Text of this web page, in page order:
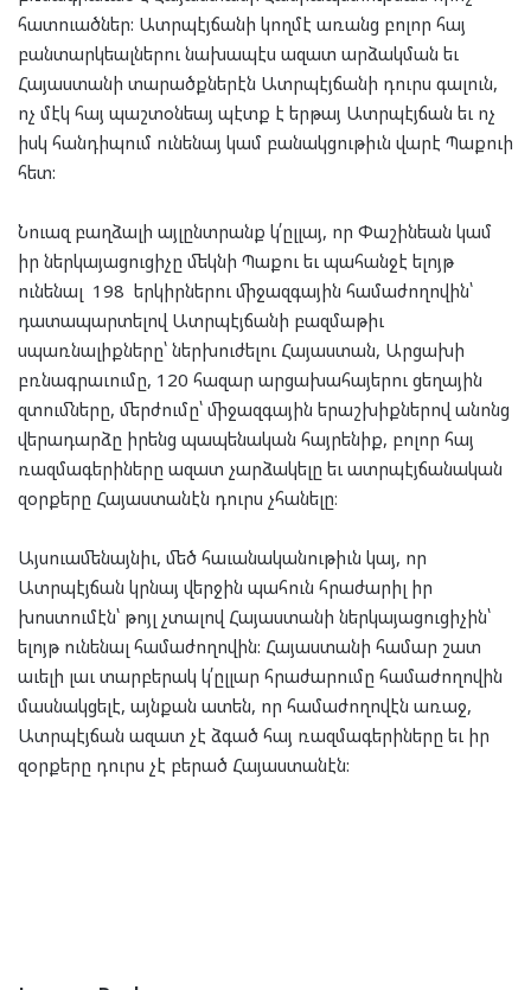
հատուածներ: Ատրպէյճանի կողմէ առանց բոլոր հայ
բանտարկեալներու նախապէս ազատ արձակման եւ
Հայաստանի տարածքներէն Ատրպէյճանի դուրս գալուն,
ոչ մէկ հայ պաշտօնեայ պէտք է երթայ Ատրպէյճան եւ ոչ
իսկ հանդիպում ունենայ կամ բանակցութիւն վարէ Պաքուի
հետ:
Նուազ բաղձալի այլընտրանք կ՛ըլլայ, որ Փաշինեան կամ
իր ներկայացուցիչը մեկնի Պաքու եւ պահանջէ ելոյթ
ունենալ 198 երկիրներու միջազգային համաժողովին՝
դատապարտելով Ատրպէյճանի բազմաթիւ
սպառնալիքները՝ ներխուժելու Հայաստան, Արցախի
բռնագրաւումը, 120 հազար արցախահայերու ցեղային
զտումները, մերժումը՝ միջազգային երաշխիքներով անոնց
վերադարձը իրենց պապենական հայրենիք, բոլոր հայ
ռազմագերիները ազատ չարձակելը եւ ատրպէյճանական
զօրքերը Հայաստանէն դուրս չհանելը։
Այսուամենայնիւ, մեծ հաւանականութիւն կայ, որ
Ատրպէյճան կրնայ վերջին պահուն հրաժարիլ իր
խոստումէն՝ թոյլ չտալով Հայաստանի ներկայացուցիչին՝
ելոյթ ունենալ համաժողովին: Հայաստանի համար շատ
աւելի լաւ տարբերակ կ՛ըլլար հրաժարումը համաժողովին
մասնակցելէ, այնքան ատեն, որ համաժողովէն առաջ,
Ատրպէյճան ազատ չէ ձգած հայ ռազմագերիները եւ իր
զօրքերը դուրս չէ բերած Հայաստանէն: